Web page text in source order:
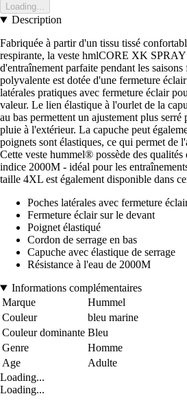
Loading...
Description
Fabriquée à partir d'un tissu tissé
respirante, la veste hmlCORE XK
d'entraînement parfaite pendant les
polyvalente est dotée d'une fermeture
latérales pratiques avec fermeture éclair
valeur. Le lien élastique à l'ourlet de la
au bas permettent un ajustement plus
pluie à l'extérieur. La capuche peut
poignets sont élastiques, ce qui permet de
Cette veste hummel® possède des qualités
indice 2000M - idéal pour les
taille 4XL est également disponible dans
Poches latérales avec fermeture
Fermeture éclair sur le devant
Poignet élastiqué
Cordon de serrage en bas
Capuche avec élastique de serrage
Résistance à l'eau de 2000M
Informations complémentaires
Marque
Hummel
Couleur
bleu marine
Couleur dominante Bleu
Genre
Homme
Age
Adulte
Loading...
Loading...